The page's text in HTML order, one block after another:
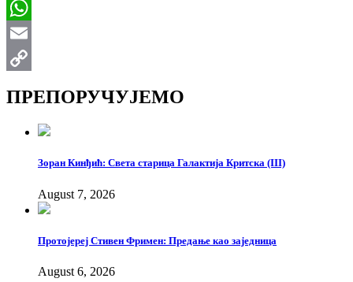
Viber
WhatsApp
Email
ПРЕПОРУЧУЈЕМО
Зоран Кинђић: Света старица Галактија Критска (III)
August 7, 2026
Протојереј Стивен Фримен: Предање као заједница
August 6, 2026